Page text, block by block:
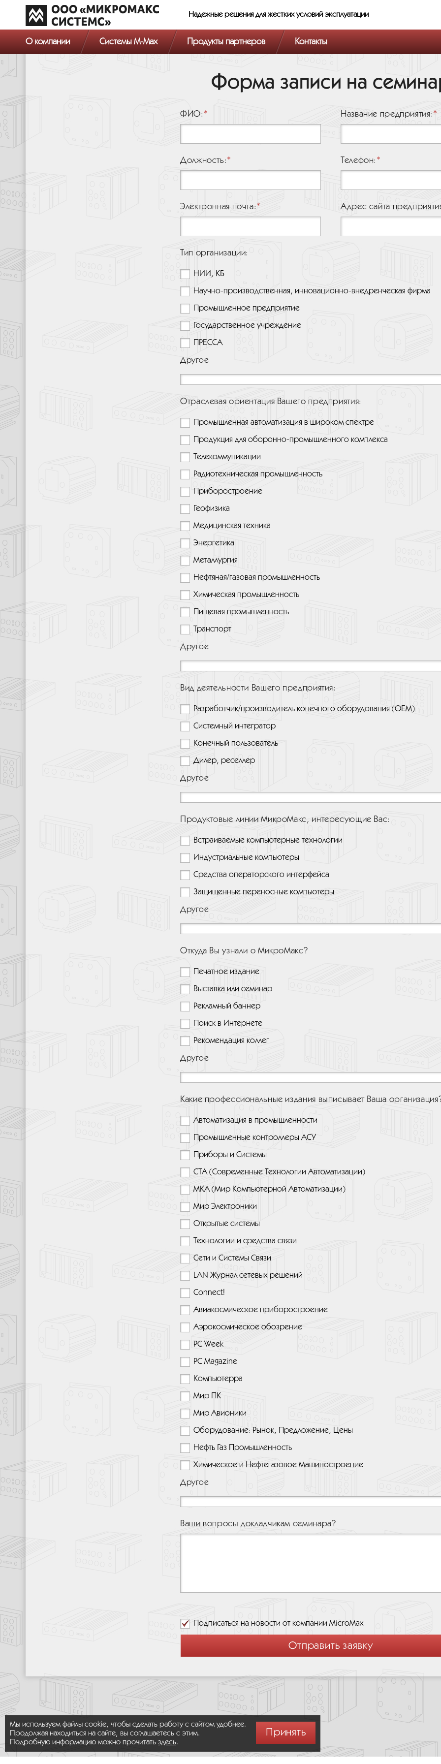
Надежные решения для жестких условий эксплуатации
О компании Системы M-Max Продукты партнеров Контакты
Форма записи на
ФИО: Название предприятия:
Должность: Телефон:
Электронная почта: Адрес сайта
Тип организации:
НИИ, КБ
Научно-производственная, инновационно-внедренческая фирма
Промышленное предприятие
Государственное учреждение
ПРЕССА
Другое
Отраслевая ориентация Вашего предприятия:
Промышленная автоматизация в широком спектре
Продукция для оборонно-промышленного комплекса
Телекоммуникации
Радиотехническая промышленность
Приборостроение
Геофизика
Медицинская техника
Энергетика
Металлургия
Нефтяная/газовая промышленность
Химическая промышленность
Пищевая промышленность
Транспорт
Другое
Вид деятельности Вашего предприятия:
Разработчик/производитель конечного оборудования (ОЕМ)
Системный интегратор
Конечный пользователь
Дилер, реселлер
Другое
Продуктовые линии МикроМакс, интересующие Вас:
Встраиваемые компьютерные технологии
Индустриальные компьютеры
Средства операторского интерфейса
Защищенные переносные компьютеры
Другое
Откуда Вы узнали о МикроМакс?
Печатное издание
Выставка или семинар
Рекламный баннер
Поиск в Интернете
Рекомендация коллег
Другое
Какие профессиональные издания выписывает Ваша
Автоматизация в промышленности
Промышленные контроллеры АСУ
Приборы и Системы
СТА (Современные Технологии Автоматизации)
МКА (Мир Компьютерной Автоматизации)
Мир Электроники
Открытые системы
Технологии и средства связи
Сети и Системы Связи
LAN Журнал сетевых решений
Connect!
Авиакосмическое приборостроение
Аэрокосмическое обозрение
PC Week
PC Magazine
Компьютерра
Мир ПК
Мир Авионики
Оборудование: Рынок, Предложение, Цены
Нефть Газ Промышленность
Химическое и Нефтегазовое Машиностроение
Другое
Ваши вопросы докладчикам семинара?
Подписаться на новости от компании MicroMax
Мы используем файлы cookie, чтобы сделать работу с сайтом удобнее.
Продолжая находиться на сайте, вы соглашаетесь с этим.
Подробную информацию можно прочитать здесь.
Принять